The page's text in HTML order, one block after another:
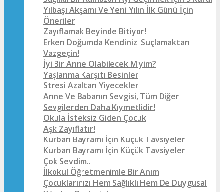
Yılbaşı Akşamı Ve Yeni Yılın İlk Günü İçin
Öneriler
Zayıflamak Beyinde Bitiyor!
Erken Doğumda Kendinizi Suçlamaktan
Vazgeçin!
İyi Bir Anne Olabilecek Miyim?
Yaşlanma Karşıtı Besinler
Stresi Azaltan Yiyecekler
Anne Ve Babanın Sevgisi, Tüm Diğer
Sevgilerden Daha Kıymetlidir!
Okula İsteksiz Giden Çocuk
Aşk Zayıflatır!
Kurban Bayramı İçin Küçük Tavsiyeler
Kurban Bayramı İçin Küçük Tavsiyeler
Çok Sevdim..
İlkokul Öğretmenimle Bir Anım
Çocuklarınızı Hem Sağlıklı Hem De Duygusal